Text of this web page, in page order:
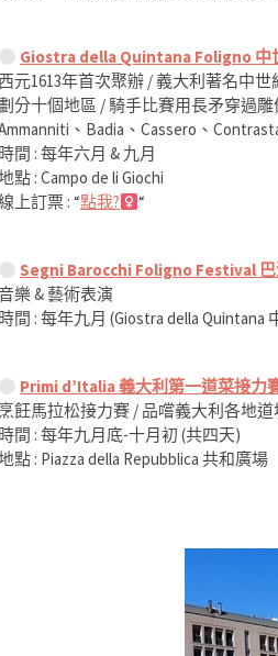
Giostra della Quintana Foligno 中
西元1613年首次聚辦 / 義大利著名中
分十個地區 / 騎手比賽用長矛穿過
、Badia、Cassero、
時間 : 每年六月 & 九月
點 : Campo de li Giochi
上訂票 : “點我?‍ “
Segni Barocchi Foligno Festival
樂 & 藝術表演
時間 : 每年九月 (Giostra della
Primi d’Italia 義大利第一道菜接力
烹飪馬拉松接力賽 / 品嚐義大利各地道
時間 : 每年九月底-十月初 (共四天)
點 : Piazza della Repubblica 共和廣場